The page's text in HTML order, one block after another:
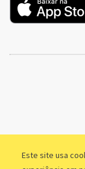
Este site usa